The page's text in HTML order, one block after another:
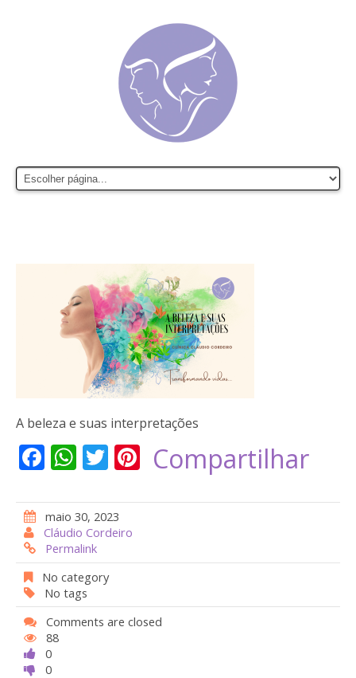
A beleza e suas interpretações
F
e
b
o
o
k
W
at
s
A
p
p
T
itt
er
Pi
er
st
Compartilhar
maio 30, 2023
Cláudio Cordeiro
Permalink
No category
No tags
Comments are closed
88
0
0